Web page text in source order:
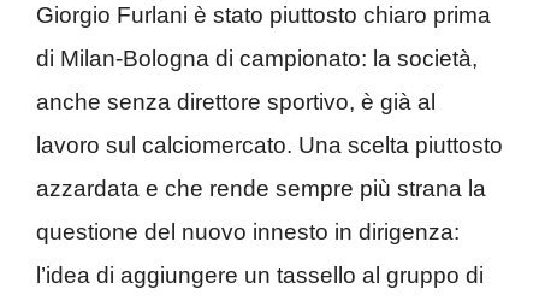
Giorgio Furlani è stato piuttosto chiaro prima
di Milan-Bologna di campionato: la società,
anche senza direttore sportivo, è già al
lavoro sul calciomercato. Una scelta piuttosto
azzardata e che rende sempre più strana la
questione del nuovo innesto in dirigenza:
l’idea di aggiungere un tassello al gruppo di